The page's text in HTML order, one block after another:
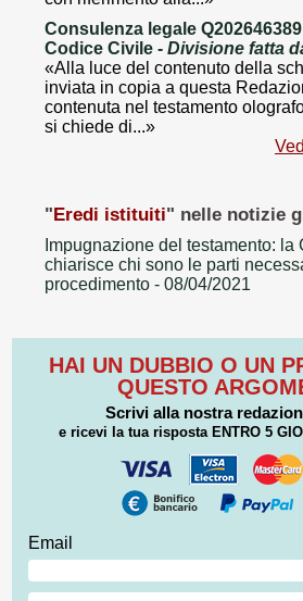
Consulenza legale
Codice Civile - Divisione fatta
«Alla luce del contenuto della
inviata in copia a questa
contenuta nel testamento
si chiede di...»
"Eredi istituiti" nelle notizie
Impugnazione del testamento: la
chiarisce chi sono le parti
procedimento - 08/04/2021
HAI UN DUBBIO O UN
QUESTO
Scrivi alla nostra
e ricevi la tua risposta ENTRO 5
Email